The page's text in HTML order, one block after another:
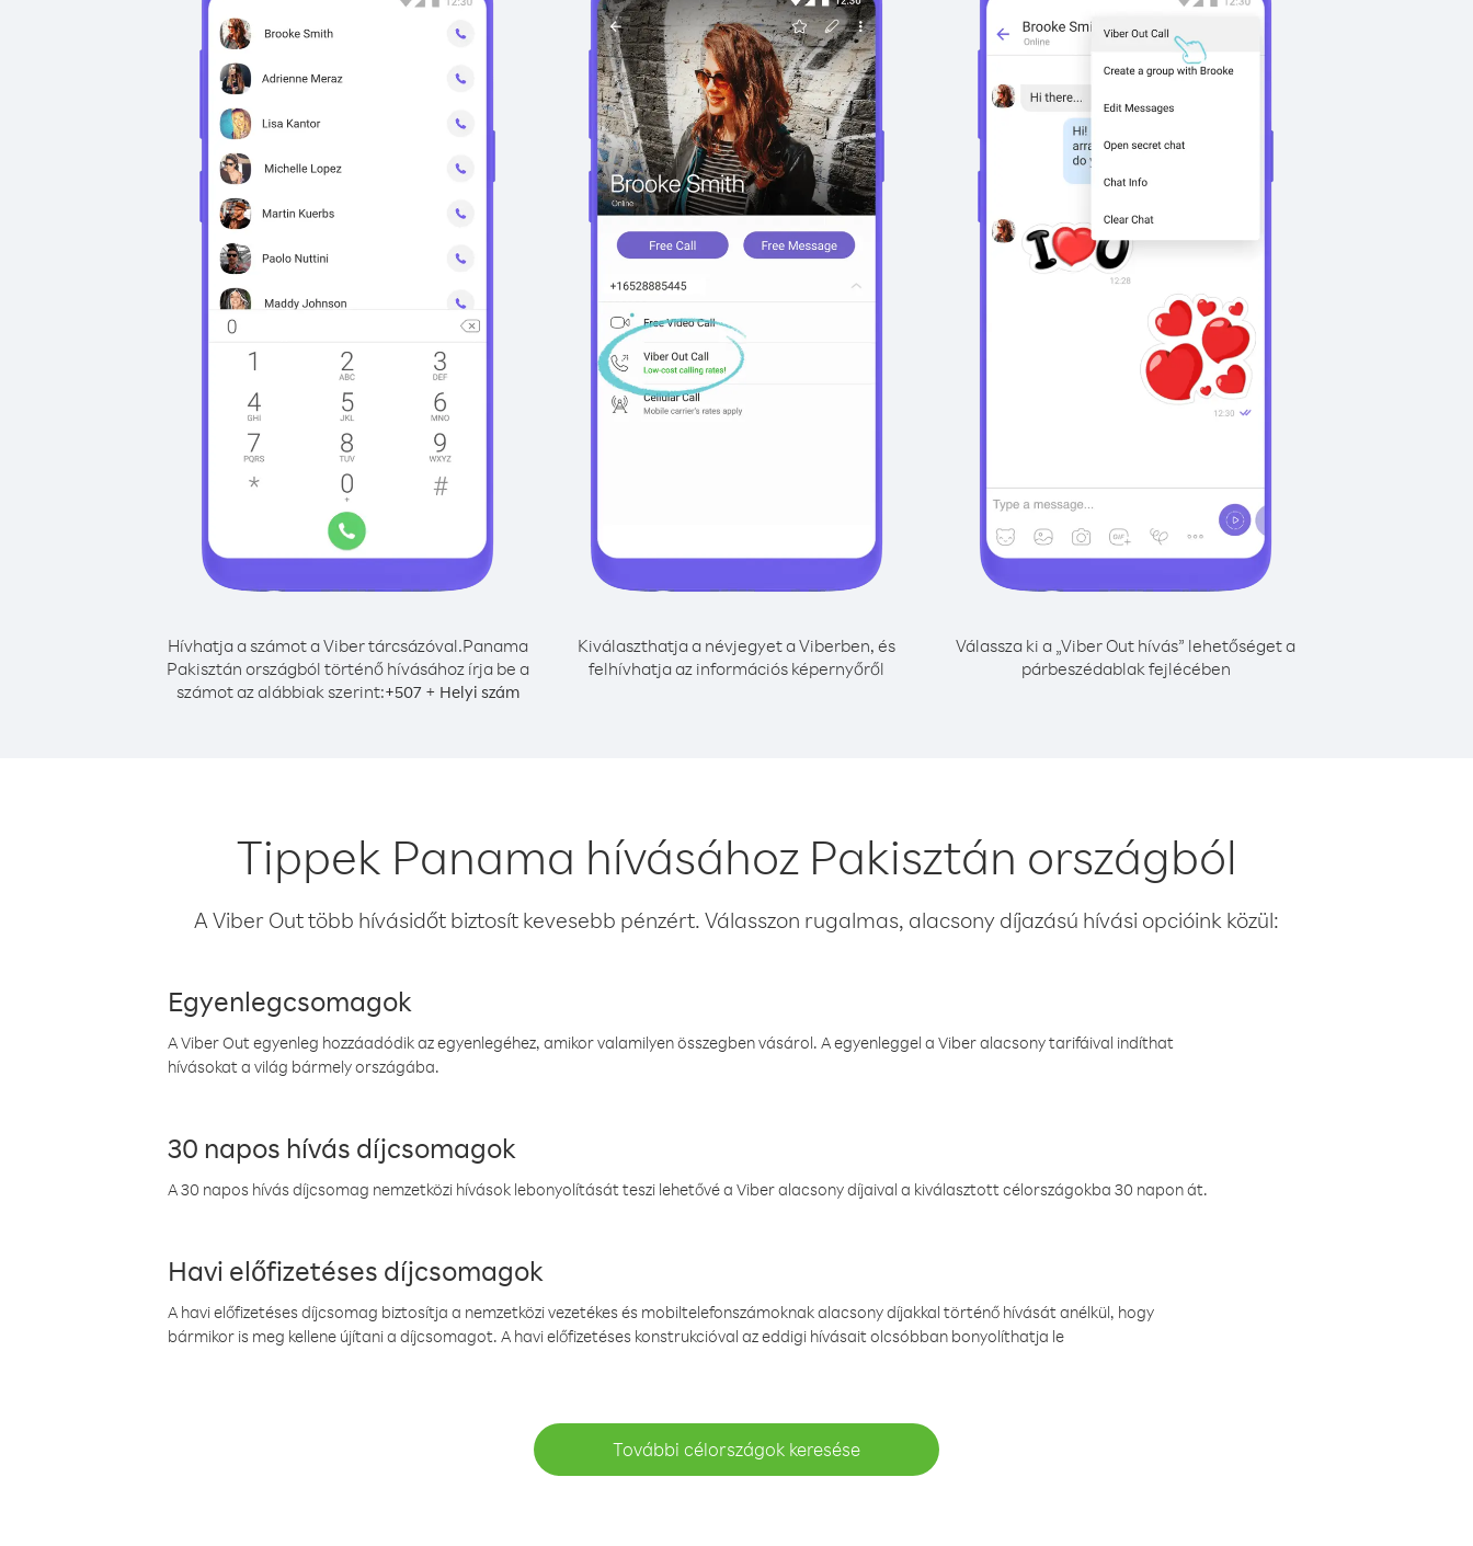
Hívhatja a számot a Viber tárcsázóval.Panama
Pakisztán országból történő hívásához írja be a
számot az alábbiak szerint:+507+ Helyi szám
Kiválaszthatja a névjegyet a Viberben, és
felhívhatja az információs képernyőről
Válassza ki a „Viber Out hívás” lehetőséget a
párbeszédablak fejlécében
Tippek Panama hívásához Pakisztán országból
A Viber Out több hívásidőt biztosít kevesebb pénzért. Válasszon rugalmas, alacsony díjazású hívási opcióink közül:
Egyenlegcsomagok
A Viber Out egyenleg hozzáadódik az egyenlegéhez, amikor valamilyen összegben vásárol. A egyenleggel a Viber alacsony tarifáival indíthat
hívásokat a világ bármely országába.
30 napos hívás díjcsomagok
A 30 napos hívás díjcsomag nemzetközi hívások lebonyolítását teszi lehetővé a Viber alacsony díjaival a kiválasztott célországokba 30 napon át.
Havi előfizetéses díjcsomagok
A havi előfizetéses díjcsomag biztosítja a nemzetközi vezetékes és mobiltelefonszámoknak alacsony díjakkal történő hívását anélkül, hogy
bármikor is meg kellene újítani a díjcsomagot. A havi előfizetéses konstrukcióval az eddigi hívásait olcsóbban bonyolíthatja le
További célországok keresése